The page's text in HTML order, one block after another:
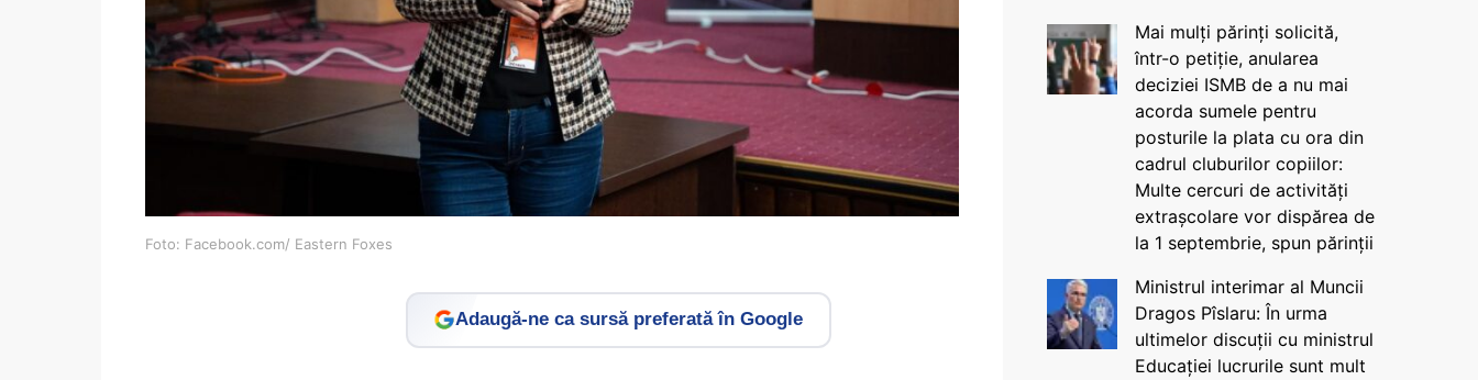
Foto: Facebook.com/ Eastern Foxes
Adaugă-ne ca sursă preferată în Google
Mai mulți părinți solicită,
într-o petiție, anularea
deciziei ISMB de a nu mai
acorda sumele pentru
posturile la plata cu ora din
cadrul cluburilor copiilor:
Multe cercuri de activități
extrașcolare vor dispărea de
la 1 septembrie, spun părinții
Ministrul interimar al Muncii
Dragos Pîslaru: În urma
ultimelor discuții cu ministrul
Educației lucrurile sunt mult